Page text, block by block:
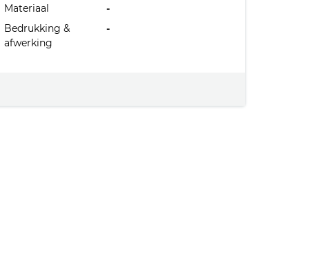
Materiaal
-
Bedrukking &
afwerking
-